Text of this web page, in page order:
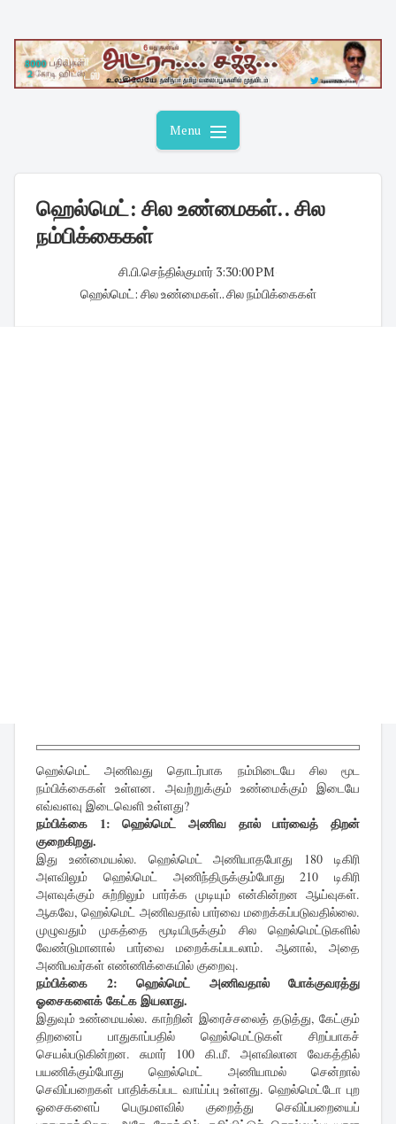
content
Menu
ஹெல்மெட்: சில உண்மைகள்.. சில
நம்பிக்கைகள்
சி.பி.செந்தில்குமார் 3:30:00 PM
ஹெல்மெட்: சில உண்மைகள்.. சில நம்பிக்கைகள்
ஹெல்மெட் அணிவது தொடர்பாக நம்மிடையே சில மூட
நம்பிக்கைகள் உள்ளன. அவற்றுக்கும் உண்மைக்கும் இடையே
எவ்வளவு இடைவெளி உள்ளது?
நம்பிக்கை 1: ஹெல்மெட் அணிவ தால் பார்வைத் திறன்
குறைகிறது.
இது உண்மையல்ல. ஹெல்மெட் அணியாதபோது 180 டிகிரி
அளவிலும் ஹெல்மெட் அணிந்திருக்கும்போது 210 டிகிரி
அளவுக்கும் சுற்றிலும் பார்க்க முடியும் என்கின்றன ஆய்வுகள்.
ஆகவே, ஹெல்மெட் அணிவதால் பார்வை மறைக்கப்படுவதில்லை.
முழுவதும் முகத்தை மூடியிருக்கும் சில ஹெல்மெட்டுகளில்
வேண்டுமானால் பார்வை மறைக்கப்படலாம். ஆனால், அதை
அணிபவர்கள் எண்ணிக்கையில் குறைவு.
நம்பிக்கை 2: ஹெல்மெட் அணிவதால் போக்குவரத்து
ஓசைகளைக் கேட்க இயலாது.
இதுவும் உண்மையல்ல. காற்றின் இரைச்சலைத் தடுத்து, கேட்கும்
திறனைப் பாதுகாப்பதில் ஹெல்மெட்டுகள் சிறப்பாகச்
செயல்படுகின்றன. சுமார் 100 கி.மீ. அளவிலான வேகத்தில்
பயணிக்கும்போது ஹெல்மெட் அணியாமல் சென்றால்
செவிப்பறைகள் பாதிக்கப்பட வாய்ப்பு உள்ளது. ஹெல்மெட்டோ புற
ஓசைகளைப் பெருமளவில் குறைத்து செவிப்பறையைப்